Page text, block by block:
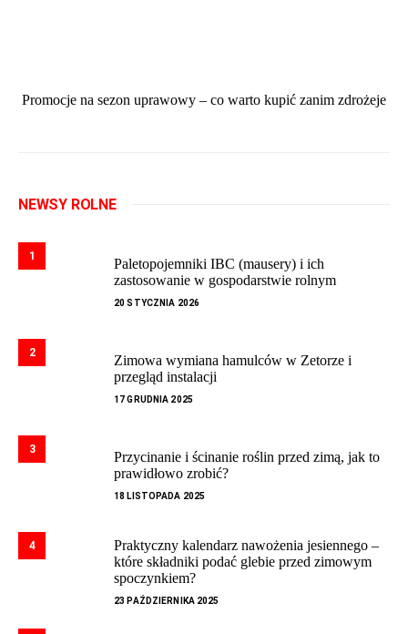
Promocje na sezon uprawowy – co warto kupić zanim zdrożeje
NEWSY ROLNE
1
Paletopojemniki IBC (mausery) i ich
zastosowanie w gospodarstwie rolnym
20 STYCZNIA 2026
2
Zimowa wymiana hamulców w Zetorze i
przegląd instalacji
17 GRUDNIA 2025
3
Przycinanie i ścinanie roślin przed zimą, jak to
prawidłowo zrobić?
18 LISTOPADA 2025
4
Praktyczny kalendarz nawożenia jesiennego –
które składniki podać glebie przed zimowym
spoczynkiem?
23 PAŹDZIERNIKA 2025